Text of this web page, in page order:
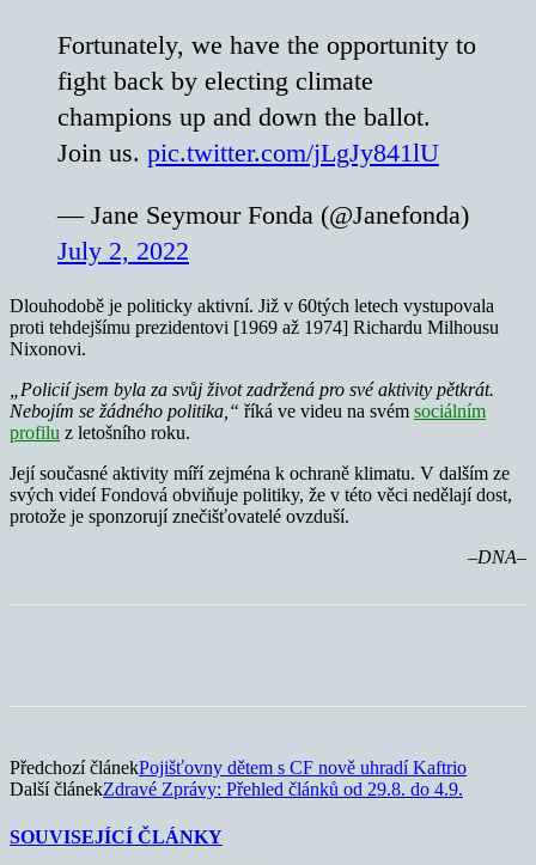
Fortunately, we have the opportunity to
fight back by electing climate
champions up and down the ballot.
Join us. pic.twitter.com/jLgJy841lU
— Jane Seymour Fonda (@Janefonda)
July 2, 2022
Dlouhodobě je politicky aktivní. Již v 60tých letech vystupovala
proti tehdejšímu prezidentovi [1969 až 1974] Richardu Milhousu
Nixonovi.
„Policií jsem byla za svůj život zadržená pro své aktivity pětkrát.
Nebojím se žádného politika,“ říká ve videu na svém sociálním
profilu z letošního roku.
Její současné aktivity míří zejména k ochraně klimatu. V dalším ze
svých videí Fondová obviňuje politiky, že v této věci nedělají dost,
protože je sponzorují znečišťovatelé ovzduší.
–DNA–
Předchozí článekPojišťovny dětem s CF nově uhradí Kaftrio
Další článekZdravé Zprávy: Přehled článků od 29.8. do 4.9.
SOUVISEJÍCÍ ČLÁNKY